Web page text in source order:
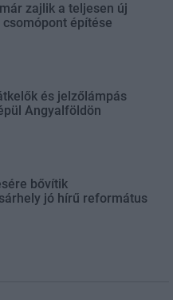
zajlik a teljesen új
csomópont építése
és jelzőlámpás
Angyalföldön
bővítik
jó hírű református